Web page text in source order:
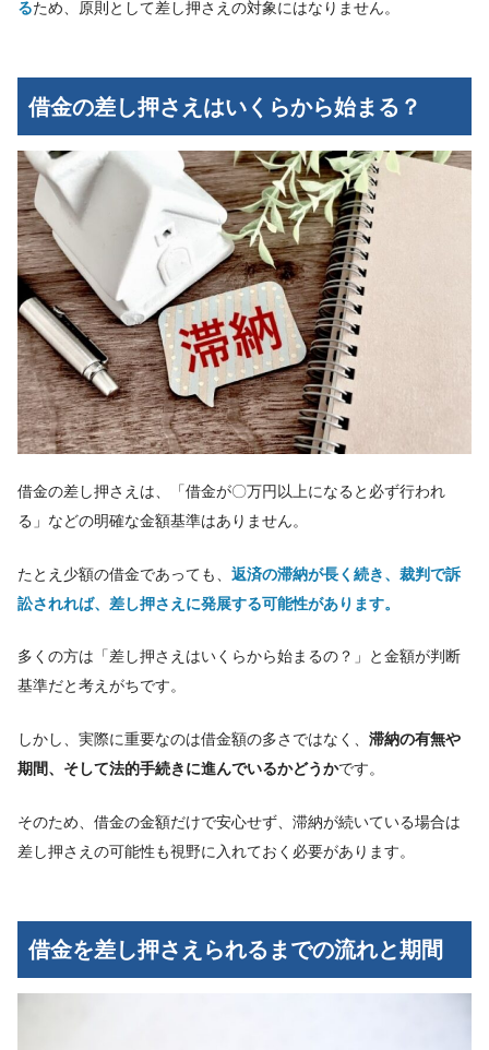
るため、原則として差し押さえの対象にはなりません。
借金の差し押さえはいくらから始まる？
借金の差し押さえは、「借金が〇万円以上になると必ず行われ
る」などの明確な金額基準はありません。
たとえ少額の借金であっても、 返済の滞納が長く続き、裁判で訴
訟されれば、差し押さえに発展する可能性があります。
多くの方は「差し押さえはいくらから始まるの？」と金額が判断
基準だと考えがちです。
しかし、実際に重要なのは借金額の多さではなく、 滞納の有無や
期間、そして法的手続きに進んでいるかどうかです。
そのため、借金の金額だけで安心せず、滞納が続いている場合は
差し押さえの可能性も視野に入れておく必要があります。
借金を差し押さえられるまでの流れと期間